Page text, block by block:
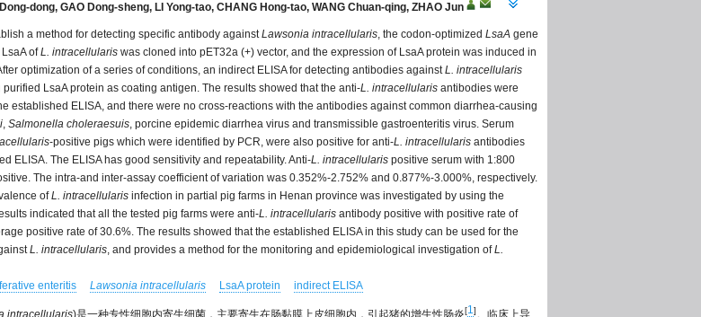
dong, GAO Dong-sheng, LI Yong-tao, CHANG Hong-tao, WANG Chuan-qing, ZHAO Jun
a method for detecting specific antibody againstLawsonia intracellularis, the codon-optimized LsaA gene
ofL. intracellularis was cloned into pET32a (+) vector, and the expression of LsaA protein was induced in
optimization of a series of conditions, an indirect ELISA for detecting antibodies againstL. intracellularis
LsaA protein as coating antigen. The results showed that the anti-L. intracellularis antibodies were
established ELISA, and there were no cross-reactions with the antibodies against common diarrhea-causing
, Salmonella choleraesuis, porcine epidemic diarrhea virus and transmissible gastroenteritis virus. Serum
-positive pigs which were identified by PCR, were also positive for anti-L. intracellularis antibodies
ELISA. The ELISA has good sensitivity and repeatability. Anti-L. intracellularis positive serum with 1:800
The intra-and inter-assay coefficient of variation was 0.352%-2.752% and 0.877%-3.000%, respectively.
ofL. intracellularis infection in partial pig farms in Henan province was investigated by using the
indicated that all the tested pig farms were anti-L. intracellularis antibody positive with positive rate of
positive rate of 30.6%. The results showed that the established ELISA in this study can be used for the
L. intracellularis, and provides a method for the monitoring and epidemiological investigation ofL.
enteritis Lawsonia intracellularis LsaA protein indirect ELISA
[1]